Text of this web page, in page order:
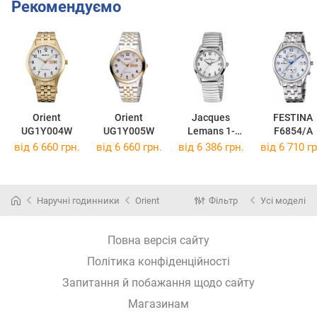
Рекомендуємо
Orient
UG1Y004W
Orient
UG1Y005W
Jacques
Lemans 1-
1769K
FESTINA
F6854/A
від 6 660 грн. від 6 660 грн. від 6 386 грн. від 6 710
Наручні годинники Orient Фільтр Усі моделі
Повна версія сайту
Політика конфіденційності
Запитання й побажання щодо сайту
Магазинам